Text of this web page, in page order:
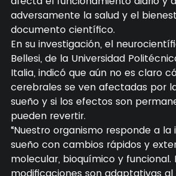
adversamente la salud y el
documento científico.
En su investigación, el
Bellesi, de la Universidad
Italia, indicó que aún no es claro
cerebrales se ven afectadas por
sueño y si los efectos son
pueden revertir.
“Nuestro organismo responde a
sueño con cambios rápidos y
molecular, bioquímico y funcional.